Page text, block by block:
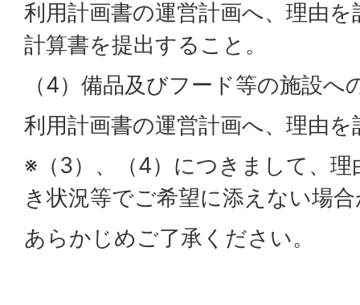
利用計画書の運営計画へ、理由
計算書を提出すること。
（4）備品及びフード等の施設へ
利用計画書の運営計画へ、理由
※（3）、（4）につきまして、理
き状況等でご希望に添えない場
あらかじめご了承ください。